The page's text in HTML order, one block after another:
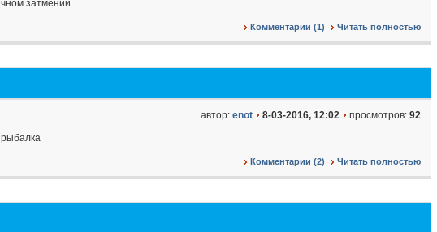
Комментарии (1) Читать полностью
автор: enot 8-03-2016, 12:02 просмотров: 92
Комментарии (2) Читать полностью